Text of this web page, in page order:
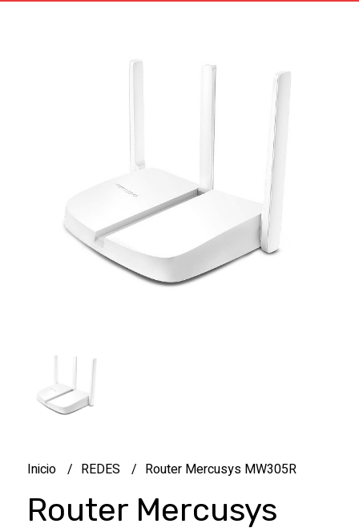
Inicio REDES Router Mercusys MW305R
Router Mercusys